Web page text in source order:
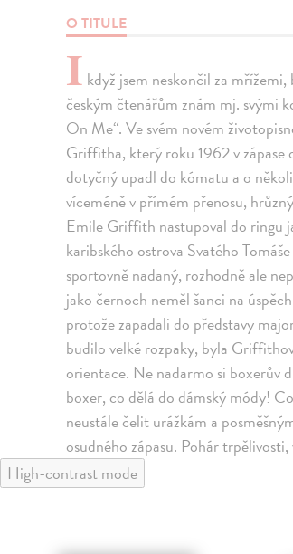
O TITULE
I když jsem neskončil za
českým čtenářům znám mj. svými
On Me“. Ve svém novém
Griffitha, který roku 1962 v
dotyčný upadl do kómatu a o
víceméně v přímém přenosu,
Emile Griffith nastupoval do ringu
karibského ostrova Svatého
sportovně nadaný, rozhodně ale
jako černoch neměl šanci na
protože zapadali do představy
budilo velké rozpaky, byla
orientace. Ne nadarmo si boxerův
boxer, co dělá do dámský módy!
neustále čelit urážkám a
osudného zápasu. Pohár
High-contrast mode